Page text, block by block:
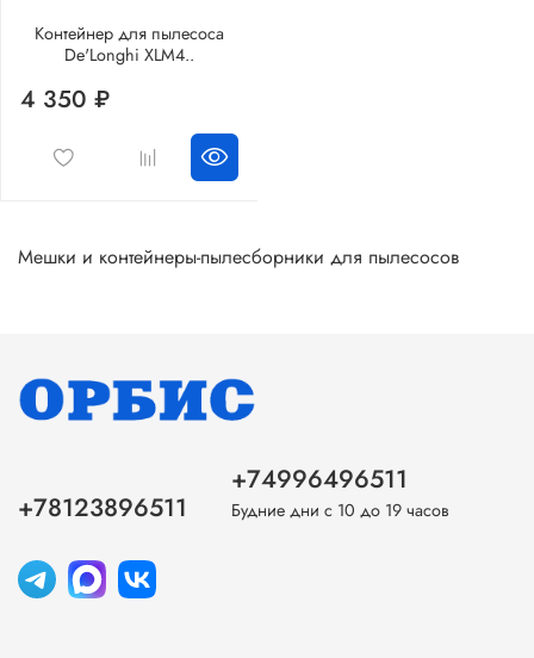
Контейнер для пылесоса
De'Longhi XLM4..
4 350 ₽
Мешки и контейнеры-пылесборники для пылесосов
+78123896511
+74996496511
Будние дни с 10 до 19 часов